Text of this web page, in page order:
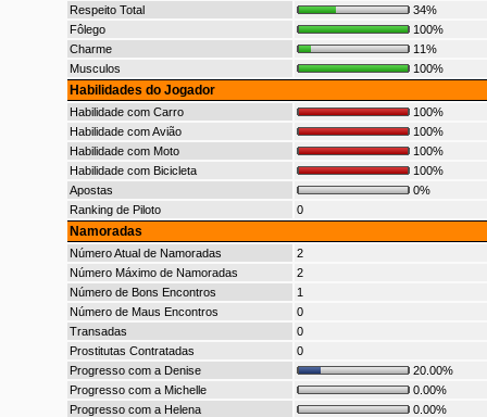
Respeito Total
34%
Fôlego
100%
Charme
11%
Musculos
100%
Habilidades do Jogador
Habilidade com Carro
100%
Habilidade com Avião
100%
Habilidade com Moto
100%
Habilidade com Bicicleta
100%
Apostas
0%
Ranking de Piloto
0
Namoradas
Número Atual de Namoradas
2
Número Máximo de Namoradas
2
Número de Bons Encontros
1
Número de Maus Encontros
0
Transadas
0
Prostitutas Contratadas
0
Progresso com a Denise
20.00%
Progresso com a Michelle
0.00%
Progresso com a Helena
0.00%